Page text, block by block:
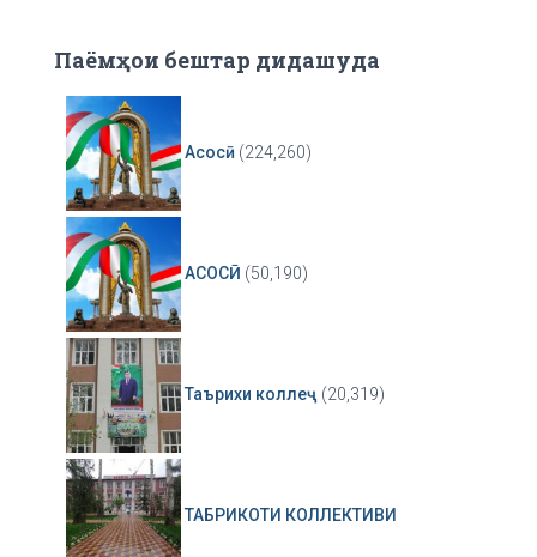
Паёмҳои бештар дидашуда
Асосӣ (224,260)
АСОСӢ (50,190)
Таърихи коллеҷ (20,319)
ТАБРИКОТИ КОЛЛЕКТИВИ